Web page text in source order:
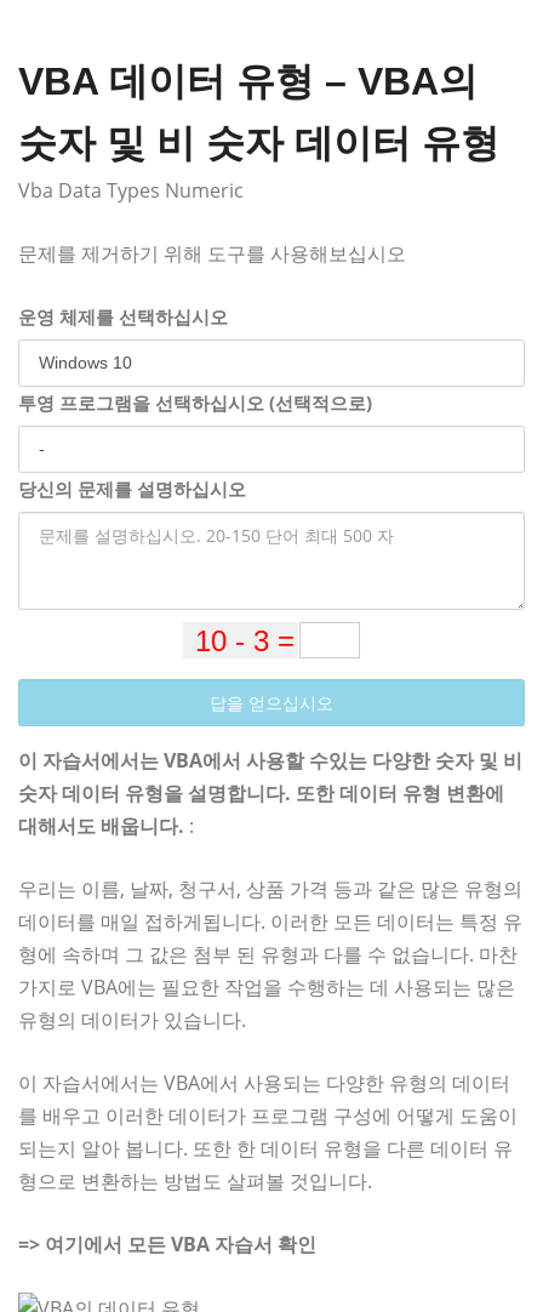
VBA 데이터 유형 – VBA의
숫자 및 비 숫자 데이터 유형
Vba Data Types Numeric
문제를 제거하기 위해 도구를 사용해보십시오
운영 체제를 선택하십시오
투영 프로그램을 선택하십시오 (선택적으로)
당신의 문제를 설명하십시오
답을 얻으십시오
이 자습서에서는 VBA에서 사용할 수있는 다양한 숫자 및 비
숫자 데이터 유형을 설명합니다. 또한 데이터 유형 변환에
대해서도 배웁니다. :
우리는 이름, 날짜, 청구서, 상품 가격 등과 같은 많은 유형의
데이터를 매일 접하게됩니다. 이러한 모든 데이터는 특정 유
형에 속하며 그 값은 첨부 된 유형과 다를 수 없습니다. 마찬
가지로 VBA에는 필요한 작업을 수행하는 데 사용되는 많은
유형의 데이터가 있습니다.
이 자습서에서는 VBA에서 사용되는 다양한 유형의 데이터
를 배우고 이러한 데이터가 프로그램 구성에 어떻게 도움이
되는지 알아 봅니다. 또한 한 데이터 유형을 다른 데이터 유
형으로 변환하는 방법도 살펴볼 것입니다.
=> 여기에서 모든 VBA 자습서 확인